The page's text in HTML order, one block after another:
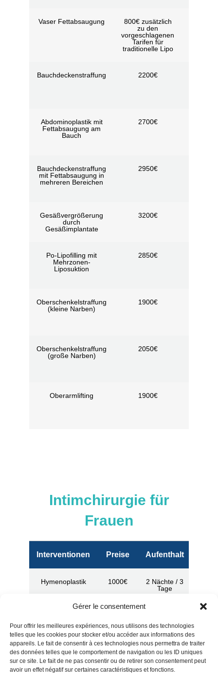
Gérer le consentement
Pour offrir les meilleures expériences, nous utilisons des technologies
telles que les cookies pour stocker et/ou accéder aux informations des
appareils. Le fait de consentir à ces technologies nous permettra de traiter
des données telles que le comportement de navigation ou les ID uniques
sur ce site. Le fait de ne pas consentir ou de retirer son consentement peut
avoir un effet négatif sur certaines caractéristiques et fonctions.
Vaser Fettabsaugung
800€ zusätzlich
zu den
vorgeschlagenen
Tarifen für
traditionelle Lipo
Bauchdeckenstraffung 2200€
Abdominoplastik mit
Fettabsaugung am
Bauch
2700€
Bauchdeckenstraffung
mit Fettabsaugung in
mehreren Bereichen
2950€
Gesäßvergrößerung
durch
Gesäßimplantate
3200€
Po-Lipofilling mit
Mehrzonen-
Liposuktion
2850€
Oberschenkelstraffung
(kleine Narben)
1900€
Oberschenkelstraffung
(große Narben)
2050€
Oberarmlifting 1900€
Intimchirurgie für
Frauen
Interventionen Preise Aufenthalt
Hymenoplastik 1000€
2 Nächte / 3
Tage
Tage
Fettabsaugung
am Schambein
1400€
2 Nächte / 3
Tage